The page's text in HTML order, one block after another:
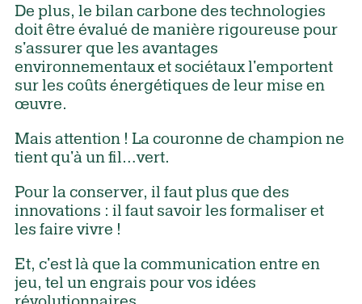
De plus, le bilan carbone des technologies
doit être évalué de manière rigoureuse pour
s'assurer que les avantages
environnementaux et sociétaux l'emportent
sur les coûts énergétiques de leur mise en
œuvre.
Mais attention ! La couronne de champion ne
tient qu'à un fil…vert.
Pour la conserver, il faut plus que des
innovations : il faut savoir les formaliser et
les faire vivre !
Et, c'est là que la communication entre en
jeu, tel un engrais pour vos idées